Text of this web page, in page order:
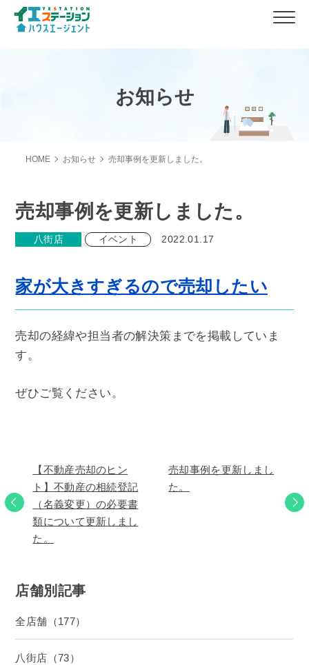
お知らせ
HOME お知らせ 売却事例を更新しました。
売却事例を更新しました。
八街店 イベント 2022.01.17
家が大きすぎるので売却したい
売却の経緯や担当者の解決策までを掲載していま
す。
ぜひご覧ください。
【不動産売却のヒン
ト】不動産の相続登記
（名義変更）の必要書
類について更新しまし
た。
売却事例を更新しまし
た。
店舗別記事
全店舗（177）
八街店（73）